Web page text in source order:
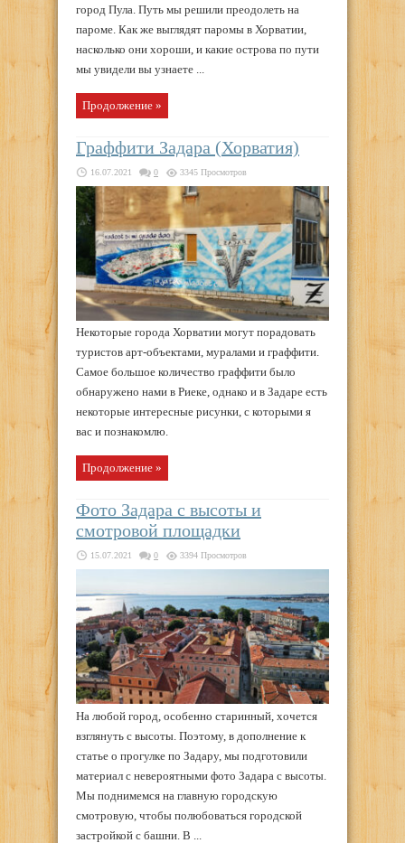
город Пула. Путь мы решили преодолеть на
пароме. Как же выглядят паромы в Хорватии,
насколько они хороши, и какие острова по пути
мы увидели вы узнаете ...
Продолжение »
Граффити Задара (Хорватия)
16.07.2021 0 3345 Просмотров
Некоторые города Хорватии могут порадовать
туристов арт-объектами, муралами и граффити.
Самое большое количество граффити было
обнаружено нами в Риеке, однако и в Задаре есть
некоторые интересные рисунки, с которыми я
вас и познакомлю.
Продолжение »
Фото Задара с высоты и
смотровой площадки
15.07.2021 0 3394 Просмотров
На любой город, особенно старинный, хочется
взглянуть с высоты. Поэтому, в дополнение к
статье о прогулке по Задару, мы подготовили
материал с невероятными фото Задара с высоты.
Мы поднимемся на главную городскую
смотровую, чтобы полюбоваться городской
застройкой с башни. В ...